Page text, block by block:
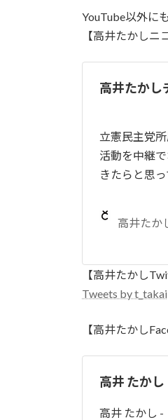
YouTube以外に
【高井たかしニ
高井たかし
立憲民主党
活動を中継
きたらと思
高井たか
【高井たかし
Tweets by t_takai
【高井たかし
高井 たかし
高井 たかし -